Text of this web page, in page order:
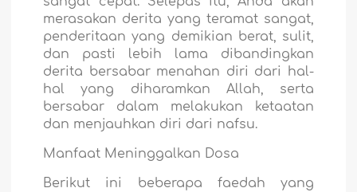
merasakan derita yang teramat sangat,
penderitaan yang demikian berat, sulit,
dan pasti lebih lama dibandingkan
derita bersabar menahan diri dari hal-
hal yang diharamkan Allah, serta
bersabar dalam melakukan ketaatan
dan menjauhkan diri dari nafsu.
Manfaat Meninggalkan Dosa
Berikut ini beberapa faedah yang